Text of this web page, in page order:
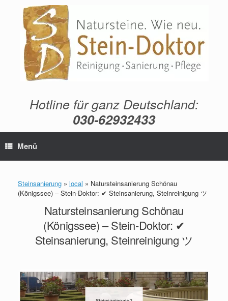
springen
Hotline für ganz Deutschland:
030-62932433
Menü
Steinsanierung » local » Natursteinsanierung Schönau
(Königssee) – Stein-Doktor: ✔ Steinsanierung, Steinreinigung ツ
Natursteinsanierung Schönau
(Königssee) – Stein-Doktor: ✔
Steinsanierung, Steinreinigung ツ